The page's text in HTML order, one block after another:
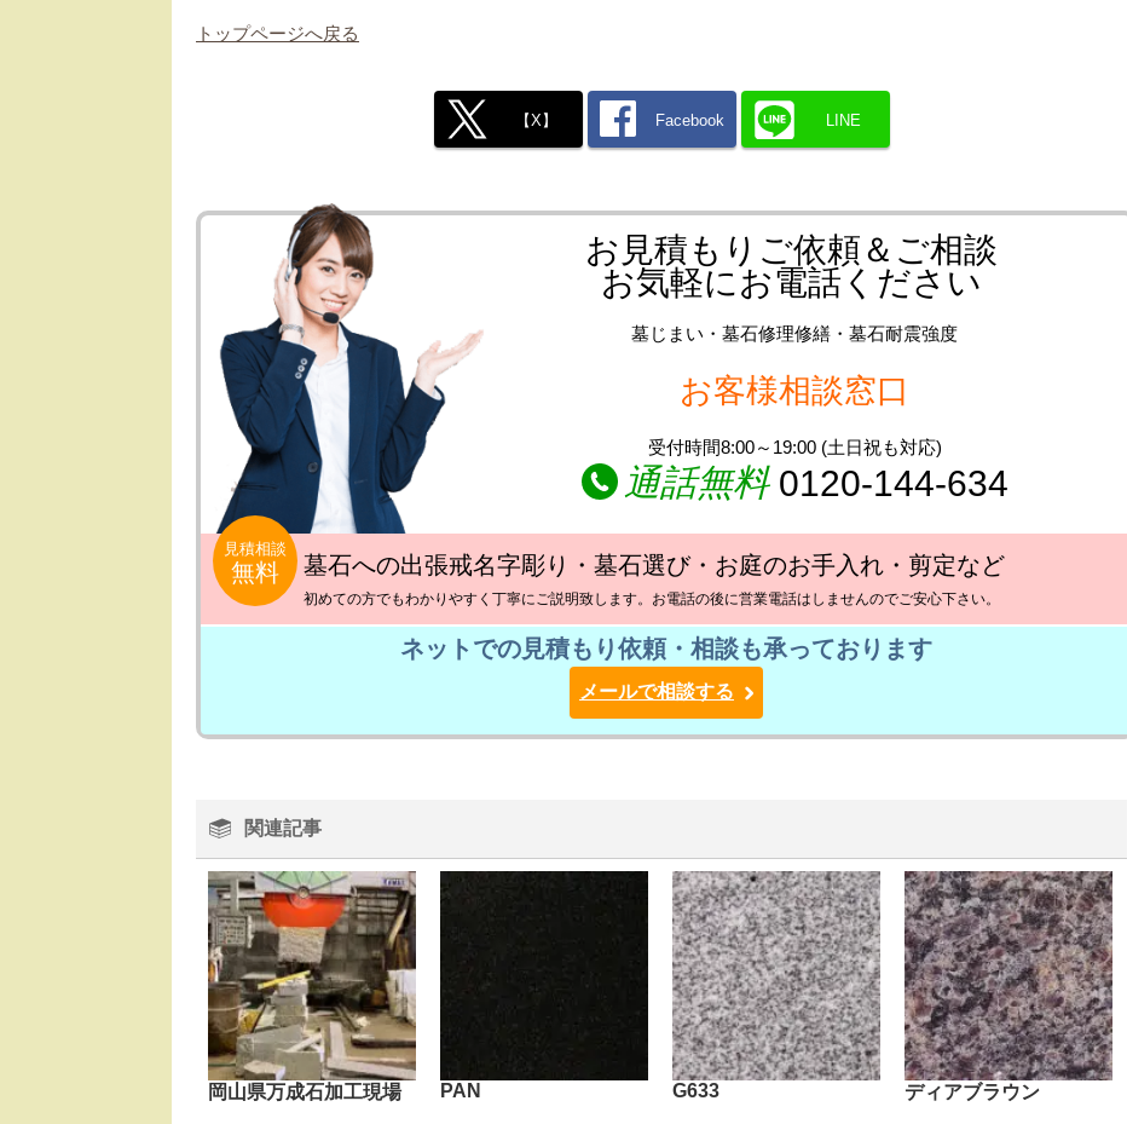
トップページへ戻る
【X】 Facebook LINE
お見積もりご依頼＆ご相談
お気軽にお電話ください
墓じまい・墓石修理修繕・墓石耐震強度
お客様相談窓口
受付時間8:00～19:00 (土日祝も対応)
通話無料 0120-144-634
見積相談
無料 墓石への出張戒名字彫り・墓石選び・お庭のお手入れ・剪定など
初めての方でもわかりやすく丁寧にご説明致します。お電話の後に営業電話はしませんのでご安心下さい。
ネットでの見積もり依頼・相談も承っております
メールで相談する
関連記事
岡山県万成石加工現場 PAN G633 ディアブラウン